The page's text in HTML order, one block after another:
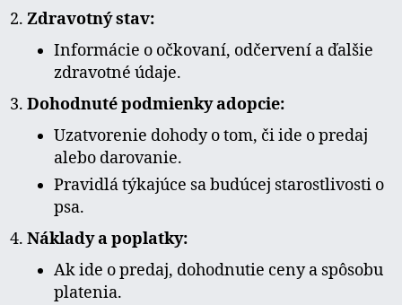
Zdravotný stav:
Informácie o očkovaní, odčervení a ďalšie
zdravotné údaje.
Dohodnuté podmienky adopcie:
Uzatvorenie dohody o tom, či ide o predaj
alebo darovanie.
Pravidlá týkajúce sa budúcej starostlivosti o
psa.
Náklady a poplatky:
Ak ide o predaj, dohodnutie ceny a spôsobu
platenia.